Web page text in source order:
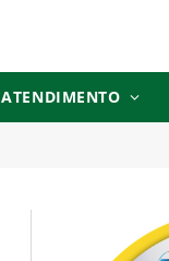
ATENDIMENTO